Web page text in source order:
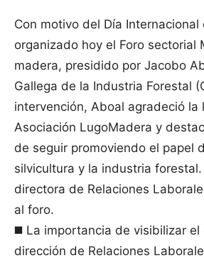
Con motivo del Día Internacional
organizado hoy el Foro sectorial
madera, presidido por Jacobo
Gallega de la Industria Forestal
intervención, Aboal agradeció la
Asociación LugoMadera y
de seguir promoviendo el papel
silvicultura y la industria forestal.
directora de Relaciones
al foro.
◼️ La importancia de visibilizar el
dirección de Relaciones